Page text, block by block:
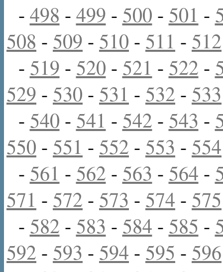
- 498 - 499 - 500 - 501 -
508 - 509 - 510 - 511 - 512
- 519 - 520 - 521 - 522 -
529 - 530 - 531 - 532 - 533
- 540 - 541 - 542 - 543 -
550 - 551 - 552 - 553 - 554
- 561 - 562 - 563 - 564 -
571 - 572 - 573 - 574 - 575
- 582 - 583 - 584 - 585 -
592 - 593 - 594 - 595 - 596